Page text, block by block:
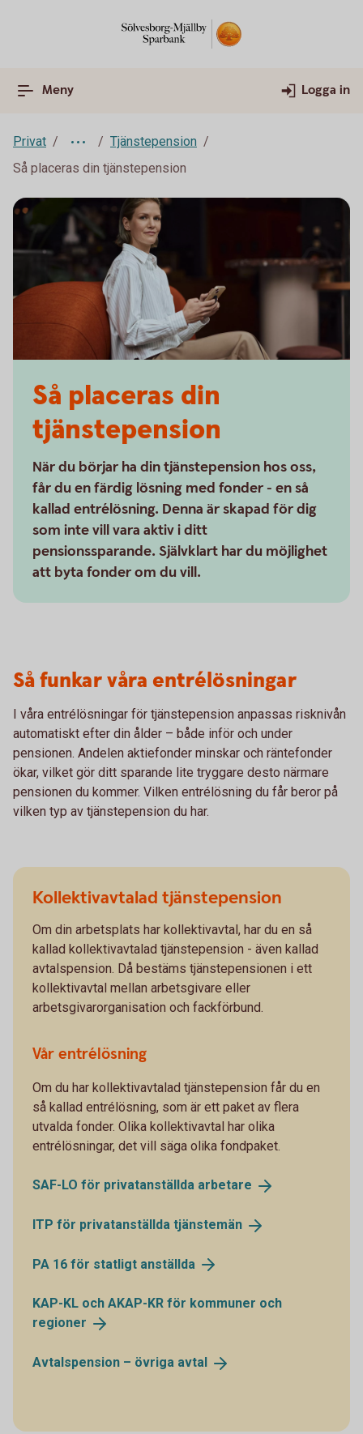
Meny Logga in
Privat
Tjänstepension
Så placeras din tjänstepension
Så placeras din
tjänstepension
När du börjar ha din tjänstepension hos oss,
får du en färdig lösning med fonder - en så
kallad entrélösning. Denna är skapad för dig
som inte vill vara aktiv i ditt
pensionssparande. Självklart har du möjlighet
att byta fonder om du vill.
Så funkar våra entrélösningar
I våra entrélösningar för tjänstepension anpassas risknivån
automatiskt efter din ålder – både inför och under
pensionen. Andelen aktiefonder minskar och räntefonder
ökar, vilket gör ditt sparande lite tryggare desto närmare
pensionen du kommer. Vilken entrélösning du får beror på
vilken typ av tjänstepension du har.
Kollektivavtalad tjänstepension
Om din arbetsplats har kollektivavtal, har du en så
kallad kollektivavtalad tjänstepension - även kallad
avtalspension. Då bestäms tjänstepensionen i ett
kollektivavtal mellan arbetsgivare eller
arbetsgivarorganisation och fackförbund.
Vår entrélösning
Om du har kollektivavtalad tjänstepension får du en
så kallad entrélösning, som är ett paket av flera
utvalda fonder. Olika kollektivavtal har olika
entrélösningar, det vill säga olika fondpaket.
SAF-LO för privatanställda arbetare
ITP för privatanställda tjänstemän
PA 16 för statligt anställda
KAP-KL och AKAP-KR för kommuner och
regioner
Avtalspension – övriga avtal